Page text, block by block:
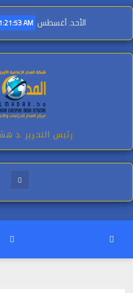
Skip
content
الأحد. أغسطس 9th, 2026 AM
رئيس التحرير .د